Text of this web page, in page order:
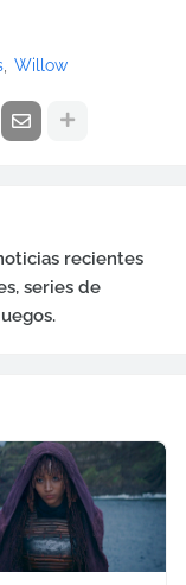
Willow
recientes
series de